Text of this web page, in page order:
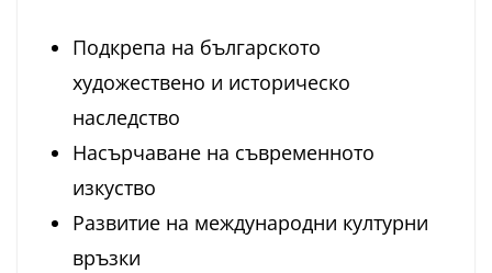
Подкрепа на българското
художествено и историческо
наследство
Насърчаване на съвременното
изкуство
Развитие на международни културни
връзки